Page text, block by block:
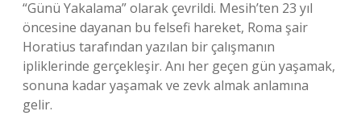
“Günü Yakalama” olarak çevrildi. Mesih’ten 23 yıl
öncesine dayanan bu felsefi hareket, Roma şair
Horatius tarafından yazılan bir çalışmanın
ipliklerinde gerçekleşir. Anı her geçen gün yaşamak,
sonuna kadar yaşamak ve zevk almak anlamına
gelir.